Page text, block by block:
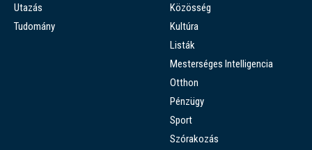
Utazás
Tudomány
Közösség
Kultúra
Listák
Mesterséges Intelligencia
Otthon
Pénzügy
Sport
Szórakozás